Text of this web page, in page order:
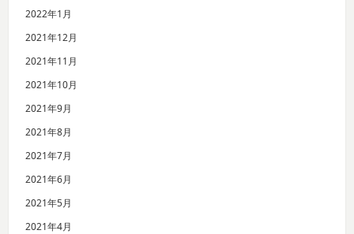
2022年1月
2021年12月
2021年11月
2021年10月
2021年9月
2021年8月
2021年7月
2021年6月
2021年5月
2021年4月